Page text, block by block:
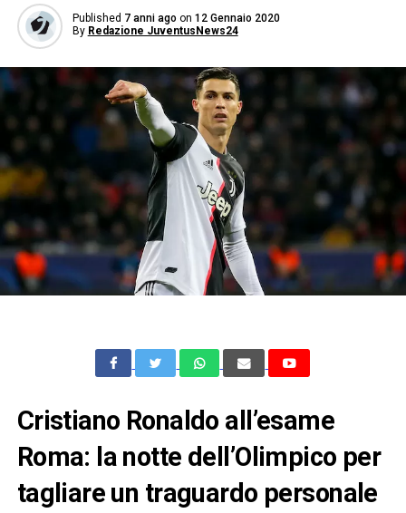
Published 7 anni ago on 12 Gennaio 2020
By Redazione JuventusNews24
Cristiano Ronaldo all’esame
Roma: la notte dell’Olimpico per
tagliare un traguardo personale